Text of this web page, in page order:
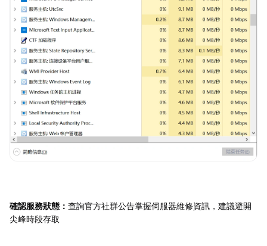
確認服務狀態： 查詢官方社群公告掌握伺服器維修資訊，建議避開
尖峰時段存取